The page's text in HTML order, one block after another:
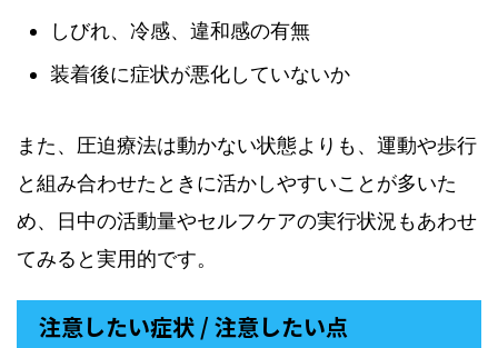
しびれ、冷感、違和感の有無
装着後に症状が悪化していないか
また、圧迫療法は動かない状態よりも、運動や歩行
と組み合わせたときに活かしやすいことが多いた
め、日中の活動量やセルフケアの実行状況もあわせ
てみると実用的です。
注意したい症状 / 注意したい点